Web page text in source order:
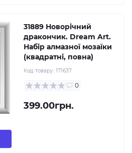
31889 Новорічний
дракончик. Dream Art.
Набір алмазної мозаїки
(квадратні, повна)
Код товару: 171637
0
399.00грн.